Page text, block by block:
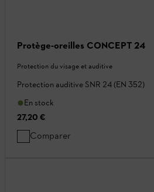
Protège-oreilles CONCEPT 24
Protection du visage et auditive
Protection auditive SNR 24 (EN 352)
En stock
27,20 €
Comparer